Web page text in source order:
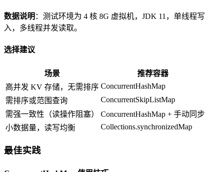
数据说明 ：测试环境为 4 核 8G 虚拟机，JDK 11，单线程写
入，多线程并发读取。
选择建议
场景
推荐容器
高并发 KV 存储，无需排序 ConcurrentHashMap
需排序或范围查询
ConcurrentSkipListMap
需强一致性（读操作阻塞）
ConcurrentHashMap + 手动同步
小数据量，读写均衡
Collections.synchronizedMap
最佳实践